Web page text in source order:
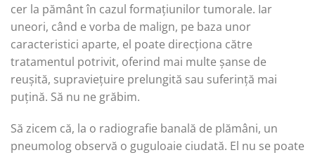
cer la pământ în cazul formațiunilor tumorale. Iar
uneori, când e vorba de malign, pe baza unor
caracteristici aparte, el poate direcționa către
tratamentul potrivit, oferind mai multe șanse de
reușită, supraviețuire prelungită sau suferință mai
puțină. Să nu ne grăbim.
Să zicem că, la o radiografie banală de plămâni, un
pneumolog observă o guguloaie ciudată. El nu se poate